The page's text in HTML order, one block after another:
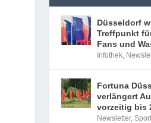
Düsseldorf
Treffpunkt
Fans und
Infothek,
Fortuna
verlängert
vorzeitig bis
Newsletter,